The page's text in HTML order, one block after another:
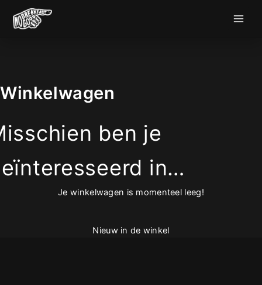
naar
Winkelwagen
ben je
in…
Je winkelwagen is momenteel leeg!
Nieuw in de winkel